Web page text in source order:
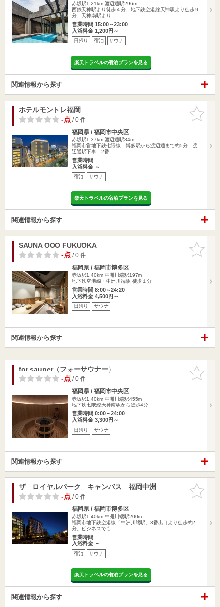
赤坂駅1.21km 渡辺通駅296m
西鉄天神駅より徒歩４分、地下鉄空港線天神駅より徒歩９
分、天神南駅より…
営業時間 15:00～23:00
入浴料金 1,200円～
日帰り 宿泊 サウナ
楽天トラベルの宿泊プランを見る
関連情報から探す
お気に入
りに追加
ホテルモントレ福岡
-点/ 0 件
福岡県 / 福岡市中央区
赤坂駅1.37km 渡辺通駅84m
福岡市営地下鉄七隈線 博多駅から渡辺通まで約5分 渡
辺通駅下車 2番…
営業時間
入浴料金 ～
宿泊 サウナ
楽天トラベルの宿泊プランを見る
関連情報から探す
お気に入
りに追加
SAUNA OOO FUKUOKA
-点/ 0 件
福岡県 / 福岡市博多区
赤坂駅1.40km 中洲川端駅197m
地下鉄空港線・中洲川端駅 徒歩１分
営業時間 8:00～24:20
入浴料金 4,500円～
日帰り サウナ
関連情報から探す
お気に入
りに追加
for sauner（フォーサウナー）
-点/ 0 件
福岡県 / 福岡市中央区
赤坂駅1.40km 中洲川端駅455m
地下鉄七隈線天神南駅から徒歩4分
営業時間 0:00～24:00
入浴料金 3,300円～
日帰り サウナ
関連情報から探す
お気に入
りに追加
ザ ロイヤルパーク キャンバス 福岡中洲
-点/ 0 件
福岡県 / 福岡市博多区
赤坂駅1.40km 中洲川端駅200m
福岡市地下鉄空港線「中洲川端駅」3番出口より徒歩約2
分。ビジネスでも…
営業時間
入浴料金 ～
宿泊 サウナ
楽天トラベルの宿泊プランを見る
関連情報から探す